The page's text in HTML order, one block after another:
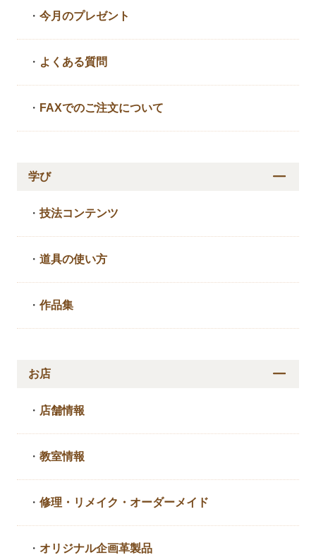
・今月のプレゼント
・ よくある質問
・ FAXでのご注文について
学び
・技法コンテンツ
・道具の使い方
・作品集
お店
・ 店舗情報
・教室情報
・修理・リメイク・ オーダーメイド
・ オリジナル企画革製品